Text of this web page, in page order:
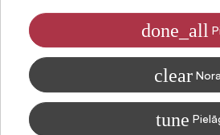
Piekrītu saņemt SIDONAS
Informāciju par to, kā apstrādājam Jūsu
lasiet mūsu Privātuma politikā
done_all
clear
tune